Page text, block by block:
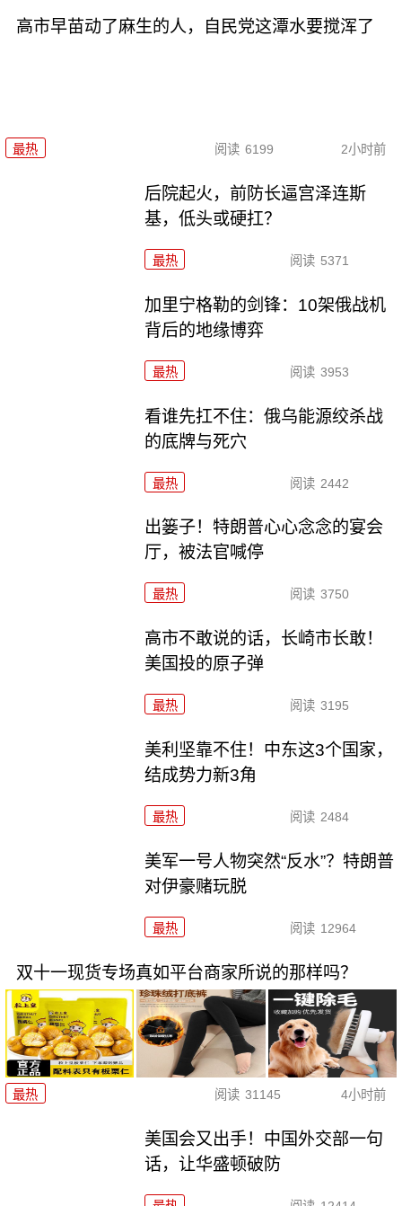
高市早苗动了麻生的人，自民党这潭水要搅浑了
最热 阅读 6199 2小时前
后院起火，前防长逼宫泽连斯
基，低头或硬扛？
最热 阅读 5371
加里宁格勒的剑锋：10架俄战机
背后的地缘博弈
最热 阅读 3953
看谁先扛不住：俄乌能源绞杀战
的底牌与死穴
最热 阅读 2442
出篓子！特朗普心心念念的宴会
厅，被法官喊停
最热 阅读 3750
高市不敢说的话，长崎市长敢！
美国投的原子弹
最热 阅读 3195
美利坚靠不住！中东这3个国家，
结成势力新3角
最热 阅读 2484
美军一号人物突然“反水”？特朗普
对伊豪赌玩脱
最热 阅读 12964
双十一现货专场真如平台商家所说的那样吗？
最热 阅读 31145 4小时前
美国会又出手！中国外交部一句
话，让华盛顿破防